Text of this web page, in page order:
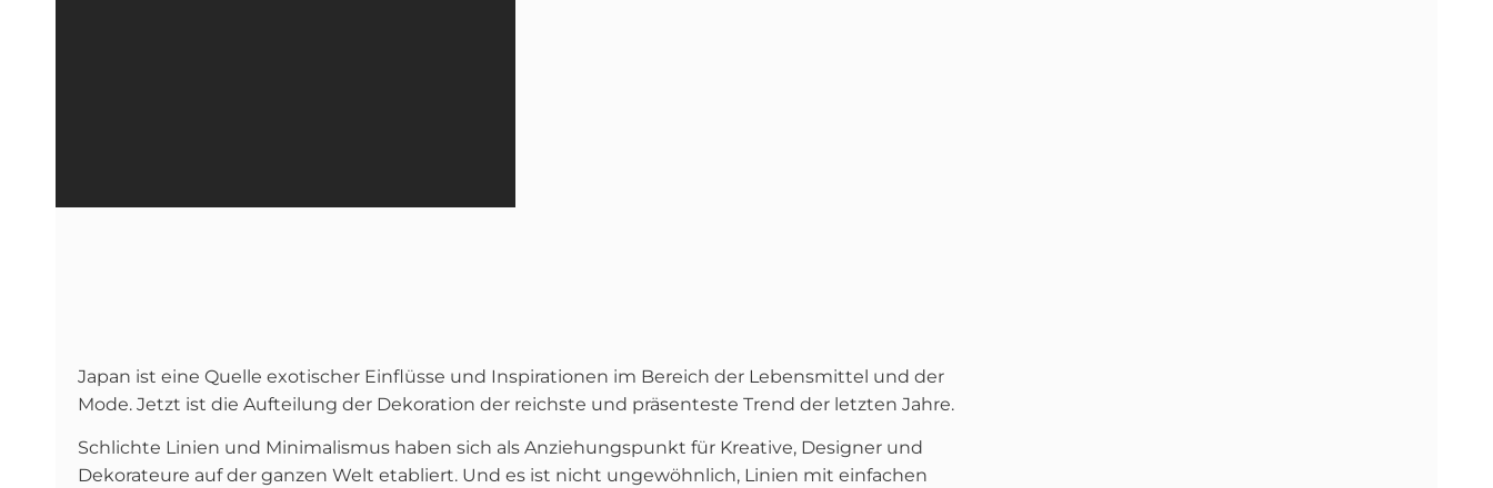
Japan ist eine Quelle exotischer Einflüsse und Inspirationen im Bereich der Lebensmittel und der
Mode. Jetzt ist die Aufteilung der Dekoration der reichste und präsenteste Trend der letzten Jahre.
Schlichte Linien und Minimalismus haben sich als Anziehungspunkt für Kreative, Designer und
Dekorateure auf der ganzen Welt etabliert. Und es ist nicht ungewöhnlich, Linien mit einfachen